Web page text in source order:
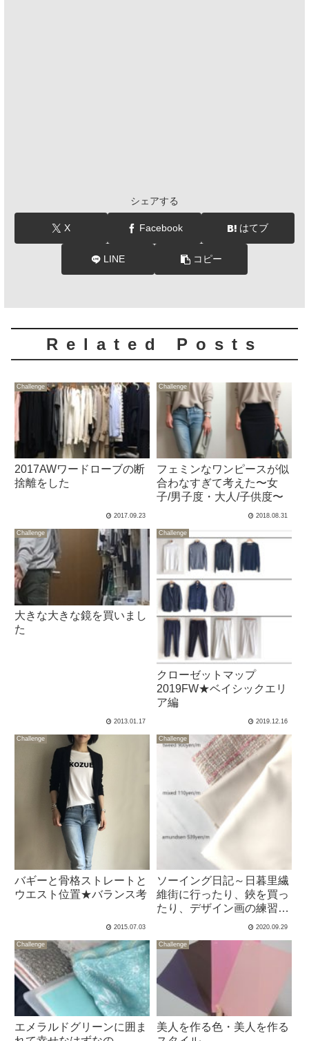
シェアする
X Facebook はてブ
LINE コピー
Related Posts
Challenge
2017AWワードローブの断
捨離をした
2017.09.23
Challenge
フェミンなワンピースが似
合わなすぎて考えた〜女
子/男子度・大人/子供度〜
2018.08.31
Challenge
大きな大きな鏡を買いまし
た
2013.01.17
Challenge
クローゼットマップ
2019FW★ベイシックエリ
ア編
2019.12.16
Challenge
バギーと骨格ストレートと
ウエスト位置★バランス考
2015.07.03
Challenge
ソーイング日記～日暮里繊
維街に行ったり、鋏を買っ
たり、デザイン画の練習
2020.09.29
Challenge
エメラルドグリーンに囲ま
Challenge
美人を作る色・美人を作る